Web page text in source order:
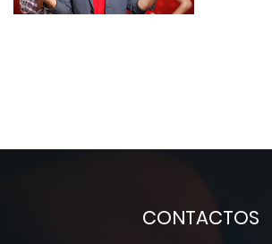
CONTACTOS